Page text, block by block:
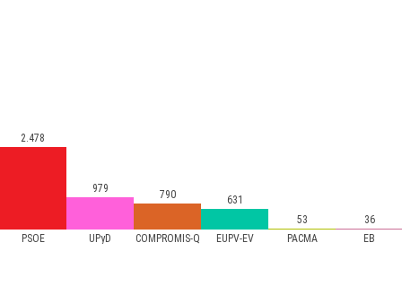
PSOE UPyD COMPROMÍS-Q EUPV-EV PACMA EB
2.478
979 790
631
53
36